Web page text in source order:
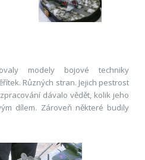
modely bojové techniky
Různých stran. Jejich pestrost
dávalo vědět, kolik jeho
dílem. Zároveň některé budily